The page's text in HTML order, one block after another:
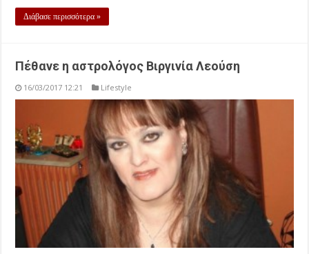
Διάβασε περισσότερα »
Πέθανε η αστρολόγος Βιργινία Λεούση
16/03/2017 12:21 Lifestyle